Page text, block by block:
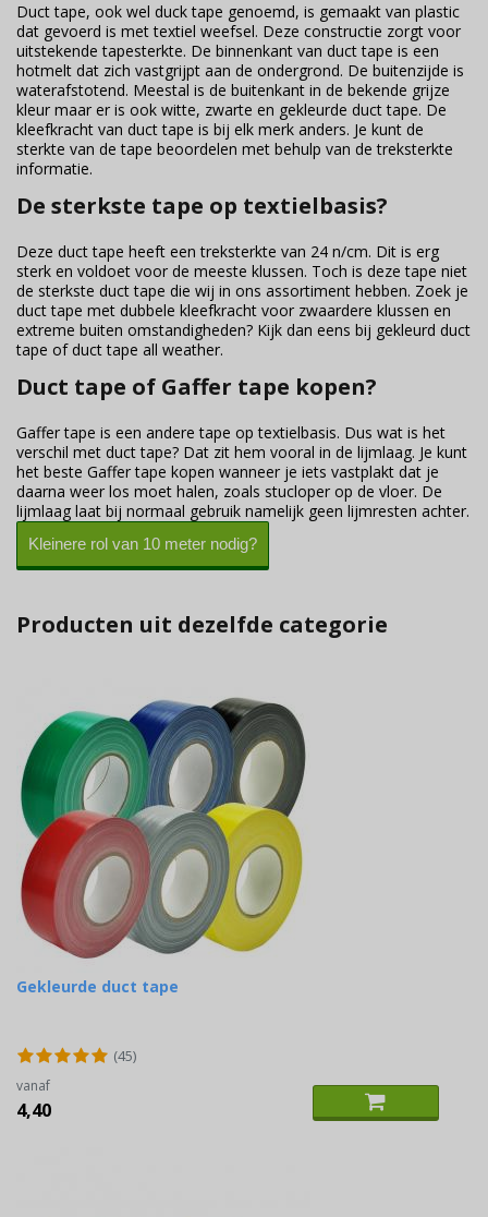
Duct tape, ook wel duck tape genoemd, is gemaakt van plastic
dat gevoerd is met textiel weefsel. Deze constructie zorgt voor
uitstekende tapesterkte. De binnenkant van duct tape is een
hotmelt dat zich vastgrijpt aan de ondergrond. De buitenzijde is
waterafstotend. Meestal is de buitenkant in de bekende grijze
kleur maar er is ook witte, zwarte en gekleurde duct tape. De
kleefkracht van duct tape is bij elk merk anders. Je kunt de
sterkte van de tape beoordelen met behulp van de treksterkte
informatie.
De sterkste tape op textielbasis?
Deze duct tape heeft een treksterkte van 24 n/cm. Dit is erg
sterk en voldoet voor de meeste klussen. Toch is deze tape niet
de sterkste duct tape die wij in ons assortiment hebben. Zoek je
duct tape met dubbele kleefkracht voor zwaardere klussen en
extreme buiten omstandigheden? Kijk dan eens bij gekleurd duct
tape of duct tape all weather.
Duct tape of Gaffer tape kopen?
Gaffer tape is een andere tape op textielbasis. Dus wat is het
verschil met duct tape? Dat zit hem vooral in de lijmlaag. Je kunt
het beste Gaffer tape kopen wanneer je iets vastplakt dat je
daarna weer los moet halen, zoals stucloper op de vloer. De
lijmlaag laat bij normaal gebruik namelijk geen lijmresten achter.
Kleinere rol van 10 meter nodig?
Producten uit dezelfde categorie
Gekleurde duct tape
(45)
vanaf
4,40